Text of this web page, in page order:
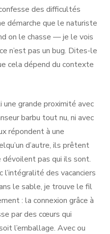
des difficultés
démarche que le naturiste
on le chasse — je le vois
n’est pas un bug. Dites-le
cela dépend du contexte
une grande proximité avec
barbu tout nu, ni avec
répondent à une
d’autre, ils prêtent
pas qui ils sont.
des vacanciers
le sable, je trouve le fil
: la connexion grâce à
par des cœurs qui
l’emballage. Avec ou